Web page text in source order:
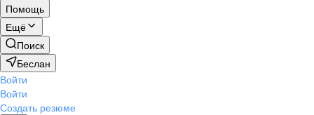
Помощь
Ещё
Поиск
Беслан
Войти
Войти
Создать резюме